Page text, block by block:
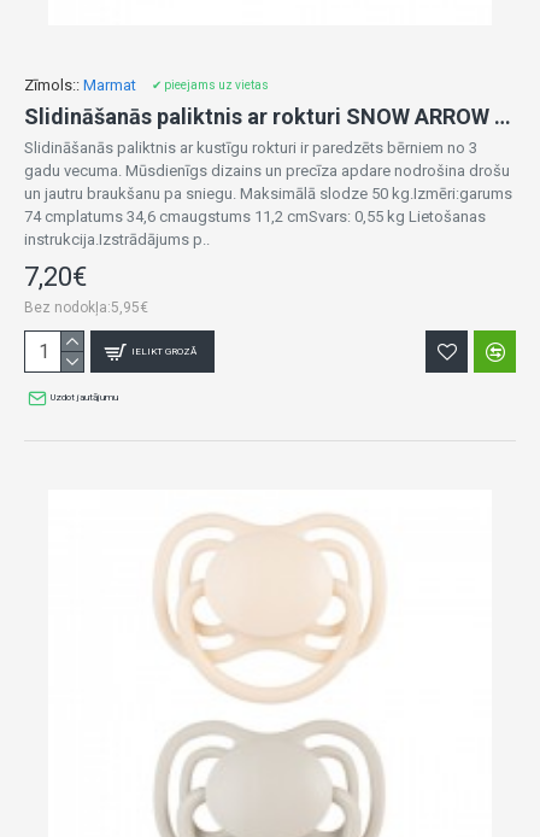
Zīmols:: Marmat ✔ pieejams uz vietas
Slidināšanās paliktnis ar rokturi SNOW ARROW 6227 Marmat
Slidināšanās paliktnis ar kustīgu rokturi ir paredzēts bērniem no 3
gadu vecuma. Mūsdienīgs dizains un precīza apdare nodrošina drošu
un jautru braukšanu pa sniegu. Maksimālā slodze 50 kg.Izmēri:garums
74 cmplatums 34,6 cmaugstums 11,2 cmSvars: 0,55 kg Lietošanas
instrukcija.Izstrādājums p..
7,20€
Bez nodokļa:5,95€
IELIKT GROZĀ
Uzdot jautājumu